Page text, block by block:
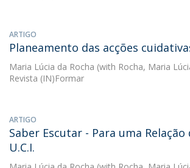
ARTIGO
Planeamento das acções
Maria Lúcia da Rocha (with Rocha, Maria
Revista (IN)Formar
ARTIGO
Saber Escutar - Para uma Relação
U.C.I.